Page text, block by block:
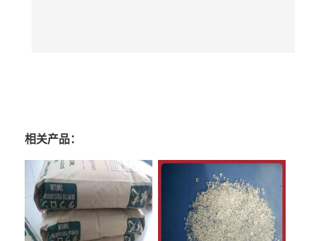
相关产品：